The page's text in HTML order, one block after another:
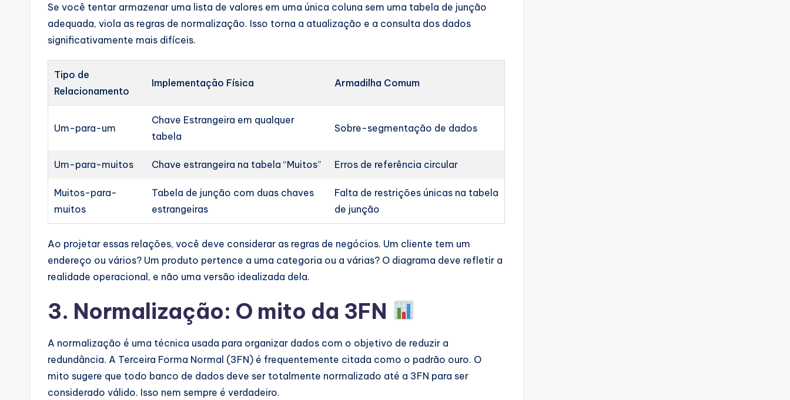
Se você tentar armazenar uma lista de valores em uma única coluna sem uma tabela de junção
adequada, viola as regras de normalização. Isso torna a atualização e a consulta dos dados
significativamente mais difíceis.
Tipo de
Relacionamento
Implementação Física Armadilha Comum
Um-para-um
Chave Estrangeira em qualquer
tabela
Sobre-segmentação de dados
Um-para-muitos Chave estrangeira na tabela “Muitos” Erros de referência circular
Muitos-para-
muitos
Tabela de junção com duas chaves
estrangeiras
Falta de restrições únicas na tabela
de junção
Ao projetar essas relações, você deve considerar as regras de negócios. Um cliente tem um
endereço ou vários? Um produto pertence a uma categoria ou a várias? O diagrama deve refletir a
realidade operacional, e não uma versão idealizada dela.
3. Normalização: O mito da 3FN
A normalização é uma técnica usada para organizar dados com o objetivo de reduzir a
redundância. A Terceira Forma Normal (3FN) é frequentemente citada como o padrão ouro. O
mito sugere que todo banco de dados deve ser totalmente normalizado até a 3FN para ser
considerado válido. Isso nem sempre é verdadeiro.